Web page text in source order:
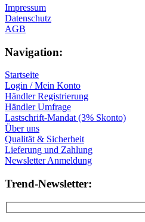
Impressum
Datenschutz
AGB
Navigation:
Startseite
Login / Mein Konto
Händler Registrierung
Händler Umfrage
Lastschrift-Mandat (3% Skonto)
Über uns
Qualität & Sicherheit
Lieferung und Zahlung
Newsletter Anmeldung
Trend-Newsletter: